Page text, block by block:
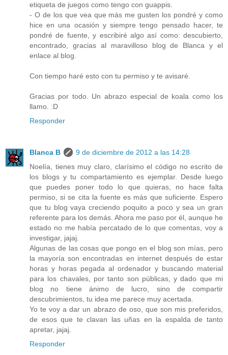
etiqueta de juegos como tengo con guappis.
- O de los que vea que más me gusten los pondré y como
hice en una ocasión y siempre tengo pensado hacer, te
pondré de fuente, y escribiré algo así como: descubierto,
encontrado, gracias al maravilloso blog de Blanca y el
enlace al blog.
Con tiempo haré esto con tu permiso y te avisaré.
Gracias por todo. Un abrazo especial de koala como los
llamo. :D
Responder
Blanca B
9 de diciembre de 2012 a las 14:28
Noelía, tienes muy claro, clarísimo el código no escrito de
los blogs y tu compartamiento es ejemplar. Desde luego
que puedes poner todo lo que quieras, no hace falta
permiso, si se cita la fuente es más que suficiente. Espero
que tu blog vaya creciendo poquito a poco y sea un gran
referente para los demás. Ahora me paso por él, aunque he
estado no me había percatado de lo que comentas, voy a
investigar, jajaj.
Algunas de las cosas que pongo en el blog son mías, pero
la mayoría son encontradas en internet después de estar
horas y horas pegada al ordenador y buscando material
para los chavales, por tanto son públicas, y dado que mi
blog no tiene ánimo de lucro, sino de compartir
descubrimientos, tu idea me parece muy acertada.
Yo te voy a dar un abrazo de oso, que son mis preferidos,
de esos que te clavan las uñas en la espalda de tanto
apretar, jajaj.
Responder